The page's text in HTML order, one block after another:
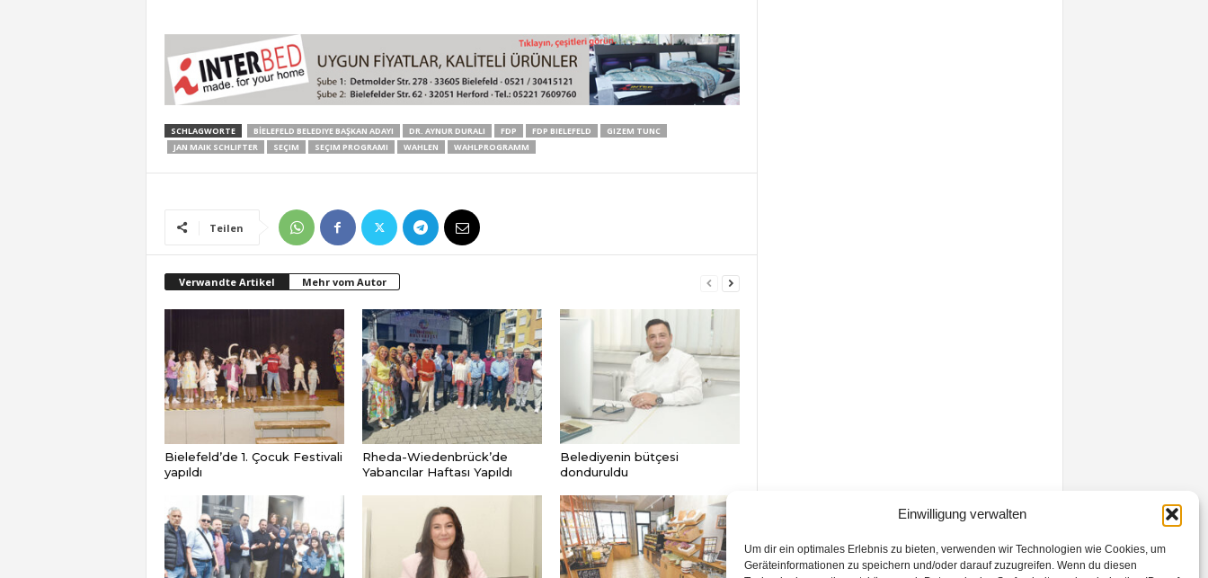
Einwilligung verwalten
Um dir ein optimales Erlebnis zu bieten, verwenden wir Technologien wie Cookies, um
Geräteinformationen zu speichern und/oder darauf zuzugreifen. Wenn du diesen
SCHLAGWORTE BİELEFELD BELEDIYE BAŞKAN ADAYI DR. AYNUR DURALI FDP FDP BIELEFELD
GIZEM TUNC
JAN MAIK SCHLIFTER
SEÇIM SEÇIM PROGRAMI WAHLEN WAHLPROGRAMM
Teilen
Verwandte Artikel Mehr vom Autor
Bielefeld’de 1. Çocuk Festivali
yapıldı
Rheda-Wiedenbrück’de
Yabancılar Haftası Yapıldı
Belediyenin bütçesi
donduruldu